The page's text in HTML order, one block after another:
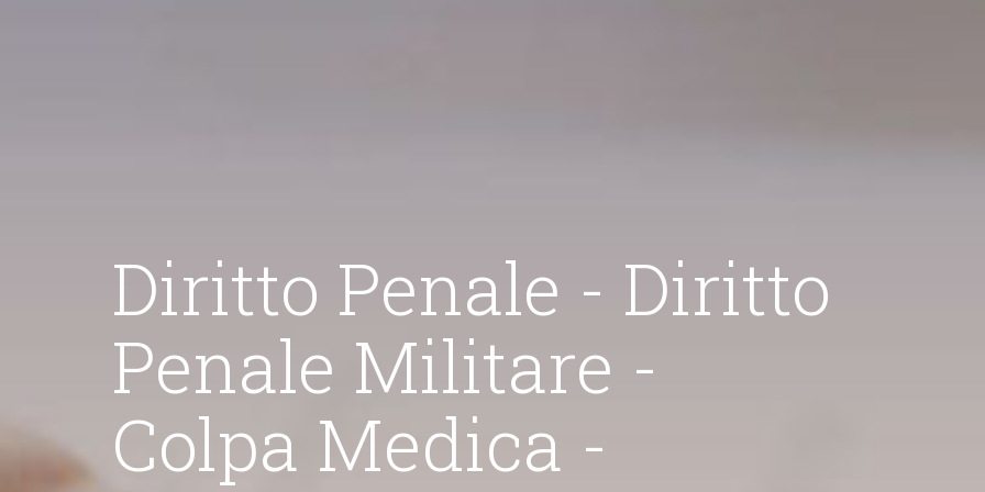
Diritto Penale - Diritto
Penale Militare -
Colpa Medica -
Diritto Penale